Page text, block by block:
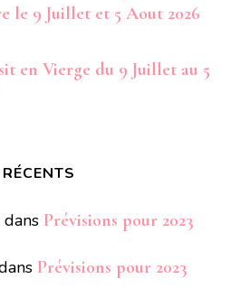
le 9 Juillet et 5 Aout 2026
en Vierge du 9 Juillet au 5
dans Prévisions pour 2023
Prévisions pour 2023